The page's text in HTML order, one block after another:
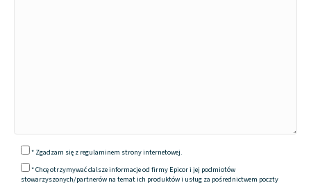
* Zgadzam się z regulaminem strony internetowej.
* Chcę otrzymywać dalsze informacje od firmy Epicor i jej podmiotów
stowarzyszonych/partnerów na temat ich produktów i usług za pośrednictwem poczty